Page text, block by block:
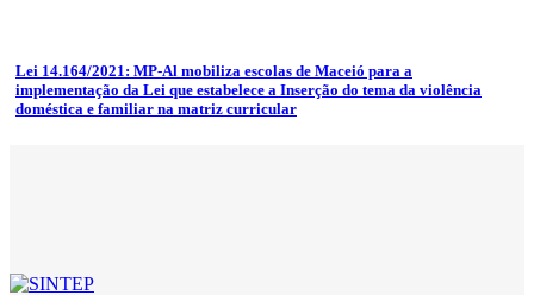
Lei 14.164/2021: MP-Al mobiliza escolas de Maceió para a
implementação da Lei que estabelece a Inserção do tema da violência
doméstica e familiar na matriz curricular